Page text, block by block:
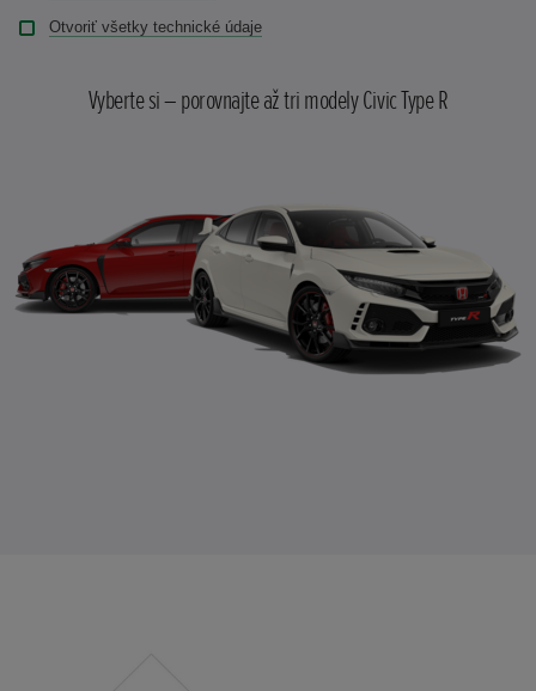
Otvoriť všetky technické údaje
Vyberte si – porovnajte až tri modely Civic Type R